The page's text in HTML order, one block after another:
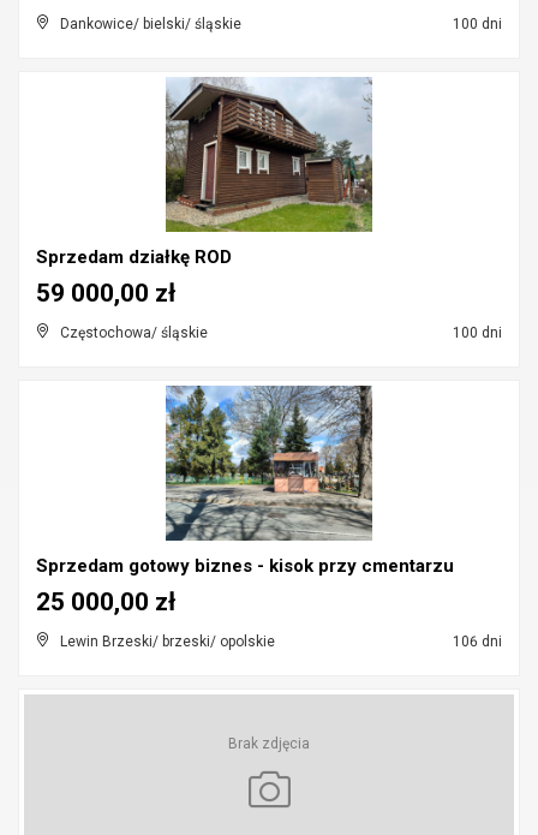
Dankowice/ bielski/ śląskie 100 dni
Sprzedam działkę ROD
Częstochowa/ śląskie 100 dni
59 000,00 zł
Sprzedam gotowy biznes - kisok przy cmentarzu
Lewin Brzeski/ brzeski/ opolskie 106 dni
25 000,00 zł
Brak zdjęcia